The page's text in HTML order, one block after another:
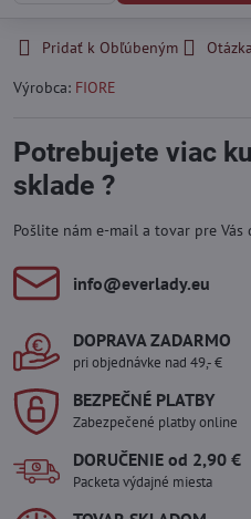
Pridať k Obľúbeným
Výrobca: FIORE
Potrebujete viac
sklade ?
Pošlite nám e-mail a tovar pre Vás
info​@everlady​.eu
DOPRAVA ZADARMO
pri objednávke nad 49,- €
BEZPEČNÉ PLATBY
Zabezpečené platby online
DORUČENIE od 2,90 €
Packeta výdajné miesta